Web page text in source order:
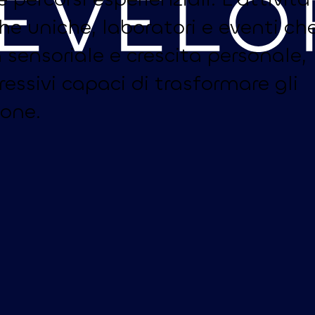
uniche, laboratori e eventi
e crescita personale,
capaci di trasformare gli